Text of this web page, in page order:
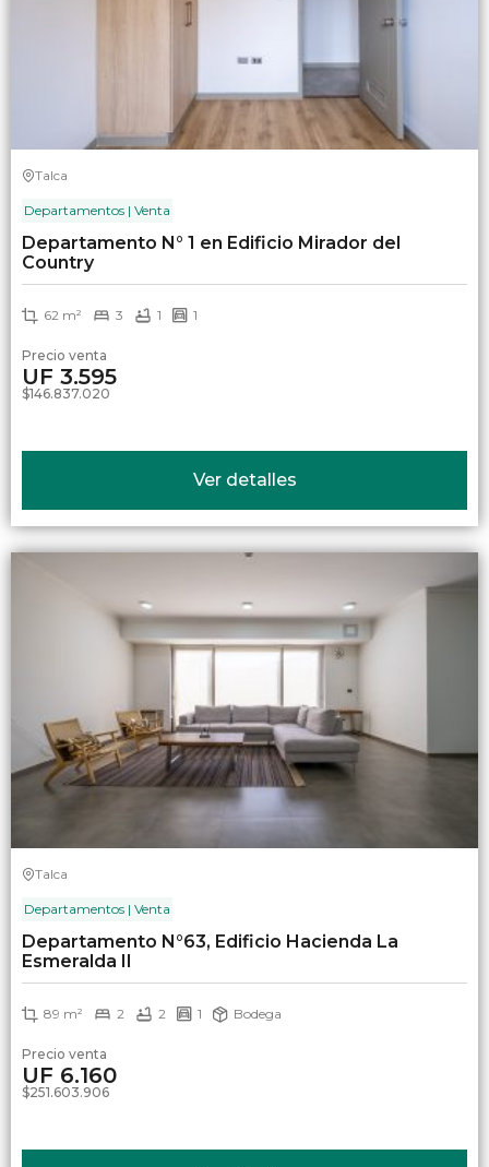
Talca
Departamentos | Venta
Departamento N° 1 en Edificio Mirador del
Country
62 m² 3 1 1
Precio venta
UF 3.595
$146.837.020
Ver detalles
Talca
Departamentos | Venta
Departamento N°63, Edificio Hacienda La
Esmeralda II
89 m² 2 2 1 Bodega
Precio venta
UF 6.160
$251.603.906